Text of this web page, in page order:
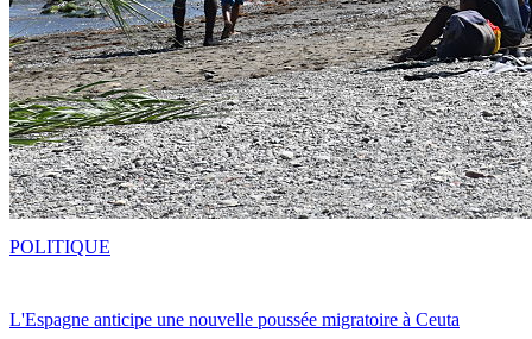
L'Espagne anticipe une nouvelle poussée migratoire à Ceuta
POLITIQUE